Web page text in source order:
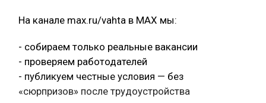
На канале max.ru/vahta в MAX мы:
- собираем только реальные вакансии
- проверяем работодателей
- публикуем честные условия — без
«сюрпризов» после трудоустройства